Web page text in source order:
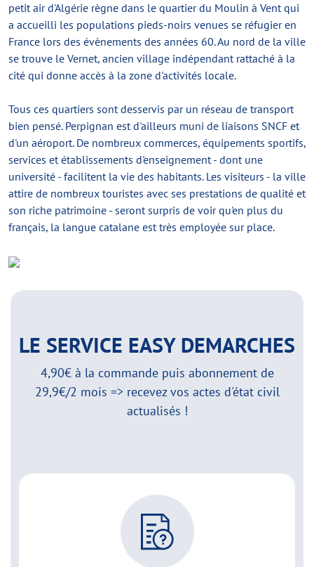
petit air d'Algérie règne dans le quartier du Moulin à Vent qui
a accueilli les populations pieds-noirs venues se réfugier en
France lors des évènements des années 60. Au nord de la ville
se trouve le Vernet, ancien village indépendant rattaché à la
cité qui donne accès à la zone d'activités locale.
Tous ces quartiers sont desservis par un réseau de transport
bien pensé. Perpignan est d'ailleurs muni de liaisons SNCF et
d'un aéroport. De nombreux commerces, équipements sportifs,
services et établissements d'enseignement - dont une
université - facilitent la vie des habitants. Les visiteurs - la ville
attire de nombreux touristes avec ses prestations de qualité et
son riche patrimoine - seront surpris de voir qu'en plus du
français, la langue catalane est très employée sur place.
LE SERVICE EASY DEMARCHES
4,90€ à la commande puis abonnement de
29,9€/2 mois => recevez vos actes d'état civil
actualisés !